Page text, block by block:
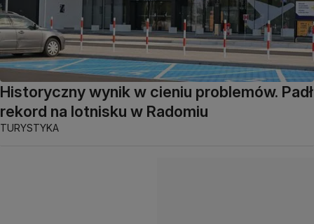
Historyczny wynik w cieniu problemów. Padł
rekord na lotnisku w Radomiu
TURYSTYKA